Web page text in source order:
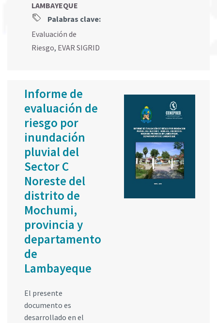
LAMBAYEQUE
Palabras clave:
Evaluación de
Riesgo, EVAR SIGRID
Informe de
evaluación de
riesgo por
inundación
pluvial del
Sector C
Noreste del
distrito de
Mochumi,
provincia y
departamento
de
Lambayeque
El presente
documento es
desarrollado en el